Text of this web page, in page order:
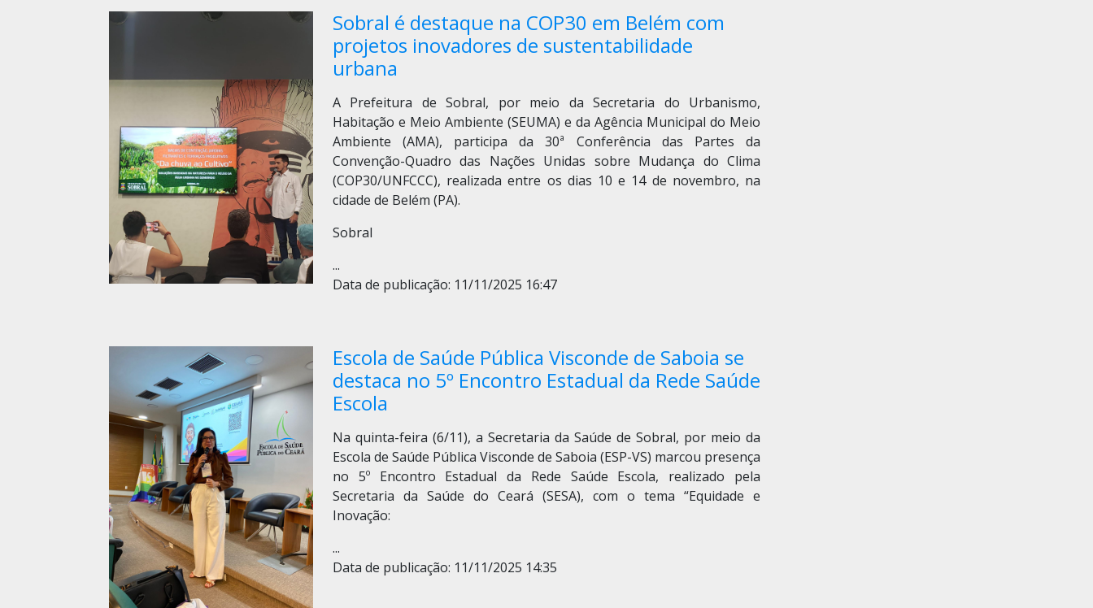
Sobral é destaque na COP30 em Belém com
projetos inovadores de sustentabilidade
urbana
A Prefeitura de Sobral, por meio da Secretaria do Urbanismo,
Habitação e Meio Ambiente (SEUMA) e da Agência Municipal do Meio
Ambiente (AMA), participa da 30ª Conferência das Partes da
Convenção-Quadro das Nações Unidas sobre Mudança do Clima
(COP30/UNFCCC), realizada entre os dias 10 e 14 de novembro, na
cidade de Belém (PA).
Sobral
...
Data de publicação: 11/11/2025 16:47
Escola de Saúde Pública Visconde de Saboia se
destaca no 5º Encontro Estadual da Rede Saúde
Escola
Na quinta-feira (6/11), a Secretaria da Saúde de Sobral, por meio da
Escola de Saúde Pública Visconde de Saboia (ESP-VS) marcou presença
no 5º Encontro Estadual da Rede Saúde Escola, realizado pela
Secretaria da Saúde do Ceará (SESA), com o tema “Equidade e
Inovação:
...
Data de publicação: 11/11/2025 14:35